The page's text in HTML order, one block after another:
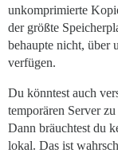
unkomprimierte
der größte
behaupte nicht, über
verfügen.
Du könntest auch
temporären Server
Dann bräuchtest du
lokal. Das ist